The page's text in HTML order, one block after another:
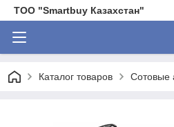
ТОО "Smartbuy Казахстан"
Каталог товаров Сотовые